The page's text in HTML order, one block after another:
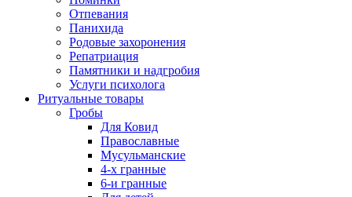
Отпевания
Панихида
Родовые захоронения
Репатриация
Памятники и надгробия
Услуги психолога
Ритуальные товары
Гробы
Для Ковид
Православные
Мусульманские
4-х гранные
6-и гранные